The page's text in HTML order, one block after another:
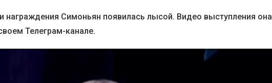
награждения Симоньян появилась лысой. Видео выступления она
Телеграм-канале.